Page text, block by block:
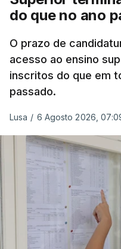
do que no ano
O prazo de
acesso ao ensino
inscritos do que em
passado.
Lusa / 6 Agosto 2026,